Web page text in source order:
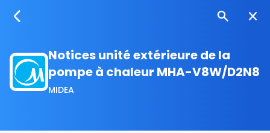
Notices unité extérieure de la
pompe à chaleur MHA-V8W/D2N8
MIDEA